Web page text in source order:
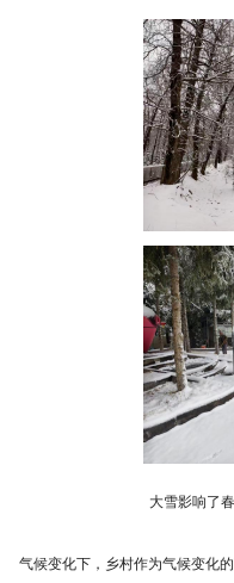
大雪影响了
气候变化下，乡村作为气候变化